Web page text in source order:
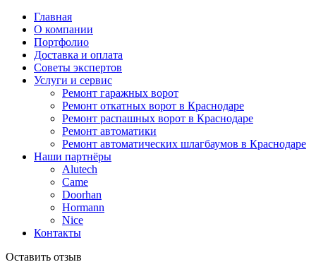
Главная
О компании
Портфолио
Доставка и оплата
Советы экспертов
Услуги и сервис
Ремонт гаражных ворот
Ремонт откатных ворот в Краснодаре
Ремонт распашных ворот в Краснодаре
Ремонт автоматики
Ремонт автоматических шлагбаумов в Краснодаре
Наши партнёры
Alutech
Came
Doorhan
Hormann
Nice
Контакты
Оставить отзыв